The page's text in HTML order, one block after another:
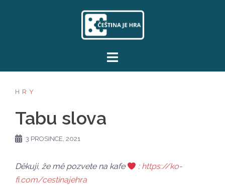
HRY
Tabu slova
3 PROSINCE, 2021
Děkuji, že mě pozvete na kafe : https://ko-
fi.com/cestinajehra